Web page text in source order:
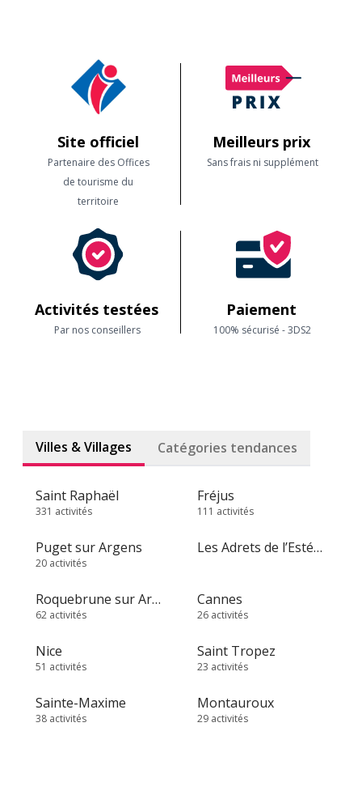
Site officiel
Partenaire des Offices
de tourisme du
territoire
Meilleurs prix
Sans frais ni supplément
Activités testées
Par nos conseillers
Paiement
100% sécurisé - 3DS2
Villes & Villages Catégories tendances
Saint Raphaël
331 activités
Fréjus
111 activités
Puget sur Argens
20 activités
Les Adrets de l’Estérel
Roquebrune sur Argens
62 activités
Cannes
26 activités
Nice
51 activités
Saint Tropez
23 activités
Sainte-Maxime
38 activités
Montauroux
29 activités